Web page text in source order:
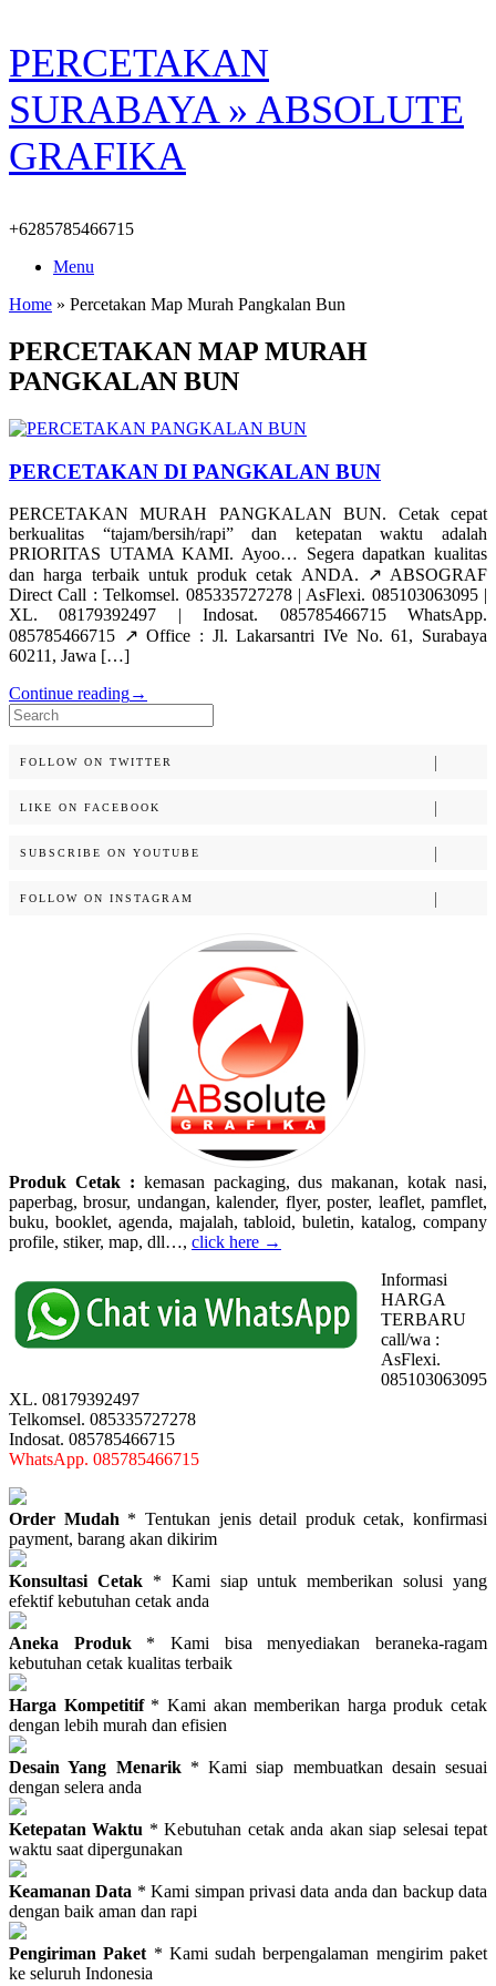
Skip
to
content
PERCETAKAN
SURABAYA » ABSOLUTE
GRAFIKA
+6285785466715
Menu
Home » Percetakan Map Murah Pangkalan Bun
PERCETAKAN MAP MURAH
PANGKALAN BUN
PERCETAKAN DI PANGKALAN BUN
PERCETAKAN MURAH PANGKALAN BUN. Cetak cepat
berkualitas “tajam/bersih/rapi” dan ketepatan waktu adalah
PRIORITAS UTAMA KAMI. Ayoo… Segera dapatkan kualitas
dan harga terbaik untuk produk cetak ANDA. ↗️ ABSOGRAF
Direct Call : Telkomsel. 085335727278 | AsFlexi. 085103063095 |
XL. 08179392497 | Indosat. 085785466715 WhatsApp.
085785466715 ↗️ Office : Jl. Lakarsantri IVe No. 61, Surabaya
60211, Jawa […]
Continue reading→
Search
for:
FOLLOW ON TWITTER
LIKE ON FACEBOOK
SUBSCRIBE ON YOUTUBE
FOLLOW ON INSTAGRAM
Produk Cetak : kemasan packaging, dus makanan, kotak nasi,
paperbag, brosur, undangan, kalender, flyer, poster, leaflet, pamflet,
buku, booklet, agenda, majalah, tabloid, buletin, katalog, company
profile, stiker, map, dll…, click here →
Informasi
HARGA
TERBARU
call/wa :
AsFlexi.
085103063095
XL. 08179392497
Telkomsel. 085335727278
Indosat. 085785466715
WhatsApp. 085785466715
Order Mudah * Tentukan jenis detail produk cetak, konfirmasi
payment, barang akan dikirim
Konsultasi Cetak* Kami siap untuk memberikan solusi yang
efektif kebutuhan cetak anda
Aneka Produk * Kami bisa menyediakan beraneka-ragam
kebutuhan cetak kualitas terbaik
Harga Kompetitif* Kami akan memberikan harga produk cetak
dengan lebih murah dan efisien
Desain Yang Menarik* Kami siap membuatkan desain sesuai
dengan selera anda
Ketepatan Waktu * Kebutuhan cetak anda akan siap selesai tepat
waktu saat dipergunakan
Keamanan Data * Kami simpan privasi data anda dan backup data
dengan baik aman dan rapi
Pengiriman Paket * Kami sudah berpengalaman mengirim paket
ke seluruh Indonesia